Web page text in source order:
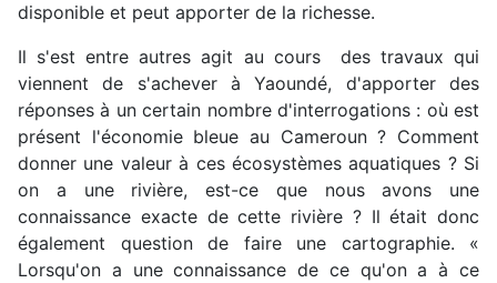
disponible et peut apporter de la richesse.
Il s'est entre autres agit au cours des travaux qui
viennent de s'achever à Yaoundé, d'apporter des
réponses à un certain nombre d'interrogations : où est
présent l'économie bleue au Cameroun ? Comment
donner une valeur à ces écosystèmes aquatiques ? Si
on a une rivière, est-ce que nous avons une
connaissance exacte de cette rivière ? Il était donc
également question de faire une cartographie. «
Lorsqu'on a une connaissance de ce qu'on a à ce